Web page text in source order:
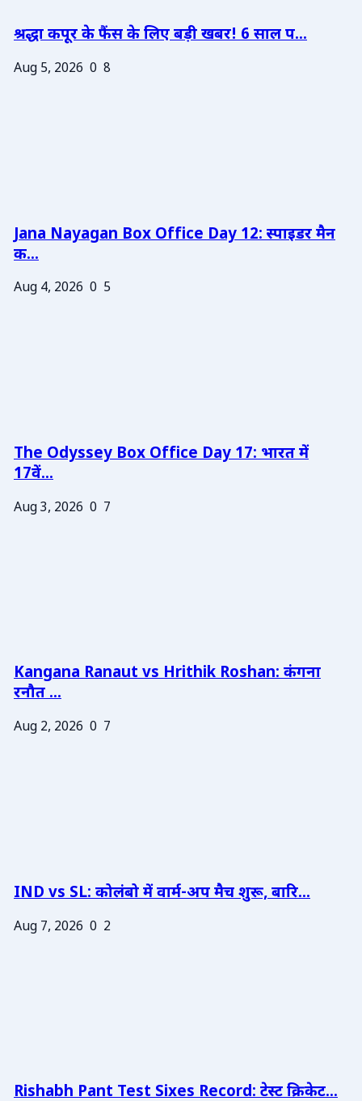
श्रद्धा कपूर के फैंस के लिए बड़ी खबर! 6 साल प...
Aug 5, 2026 0 8
Jana Nayagan Box Office Day 12: स्पाइडर मैन
क...
Aug 4, 2026 0 5
The Odyssey Box Office Day 17: भारत में
17वें...
Aug 3, 2026 0 7
Kangana Ranaut vs Hrithik Roshan: कंगना
रनौत ...
Aug 2, 2026 0 7
IND vs SL: कोलंबो में वार्म-अप मैच शुरू, बारि...
Aug 7, 2026 0 2
Rishabh Pant Test Sixes Record: टेस्ट क्रिकेट...